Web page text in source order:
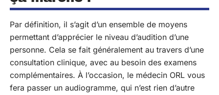
Par définition, il s’agit d’un ensemble de moyens
permettant d’apprécier le niveau d’audition d’une
personne. Cela se fait généralement au travers d’une
consultation clinique, avec au besoin des examens
complémentaires. À l’occasion, le médecin ORL vous
fera passer un audiogramme, qui n’est rien d’autre